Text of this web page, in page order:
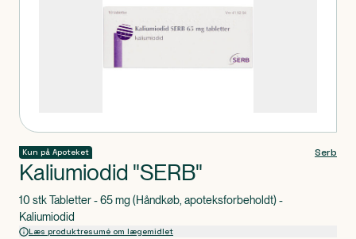
Kun på Apoteket Serb
Kaliumiodid "SERB"
10 stk Tabletter - 65 mg (Håndkøb, apoteksforbeholdt) -
Kaliumiodid
Læs produktresumé om lægemidlet